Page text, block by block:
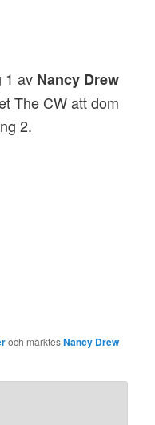
1 av Nancy Drew
The CW att dom
2.
och märktesNancy Drew